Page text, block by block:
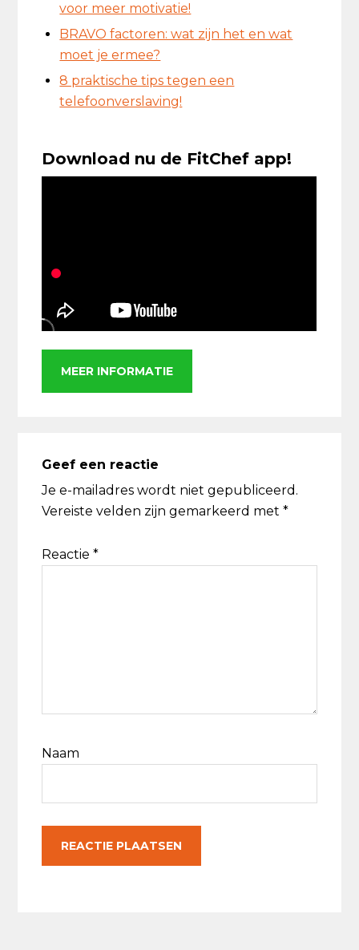
voor meer motivatie!
BRAVO factoren: wat zijn het en wat
moet je ermee?
8 praktische tips tegen een
telefoonverslaving!
Download nu de FitChef app!
MEER INFORMATIE
Interacties
Geef een reactie
Je e-mailadres wordt niet gepubliceerd.
Vereiste velden zijn gemarkeerd met*
Reactie*
Naam